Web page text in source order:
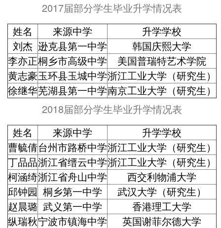
2017届部分学生毕业升学情况表
姓名 来源中学
升学学校
刘杰 逊克县第一中学
韩国庆熙大学
李亦正桐乡市高级中学
美国普瑞特艺术学院
黄志豪玉环县玉城中学浙江工业大学（研究生）
徐继华芜湖县第一中学南京工业大学（研究生）
2018届部分学生毕业升学情况表
姓名 来源中学
升学学校
曹毓倩台州市路桥中学浙江工业大学（研究生）
丁品品浙江省缙云中学浙江工业大学（研究生）
柯涵绮浙江省舟山中学
西交利物浦大学
邱钟园
桐乡第一中学
武汉大学（研究生）
赵晨璐 武义第一中学
香港理工大学
纵瑞秋宁波市镇海中学 英国谢菲尔德大学